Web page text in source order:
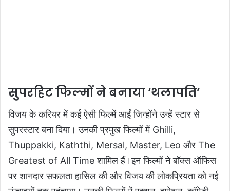
सुपरहिट फिल्मों ने बनाया ‘थलापति’
विजय के करियर में कई ऐसी फिल्में आईं जिन्होंने उन्हें स्टार से
सुपरस्टार बना दिया। उनकी प्रमुख फिल्मों में Ghilli,
Thuppakki, Kaththi, Mersal, Master, Leo और The
Greatest of All Time शामिल हैं।इन फिल्मों ने बॉक्स ऑफिस
पर शानदार सफलता हासिल की और विजय की लोकप्रियता को नई